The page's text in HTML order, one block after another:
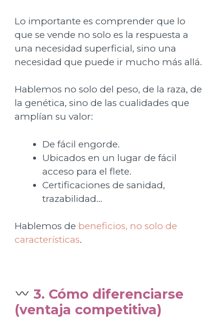
Lo importante es comprender que lo
que se vende no solo es la respuesta a
una necesidad superficial, sino una
necesidad que puede ir mucho más allá.
Hablemos no solo del peso, de la raza, de
la genética, sino de las cualidades que
amplían su valor:
De fácil engorde.
Ubicados en un lugar de fácil
acceso para el flete.
Certificaciones de sanidad,
trazabilidad…
Hablemos de beneficios, no solo de
características.
3. Cómo diferenciarse
(ventaja competitiva)